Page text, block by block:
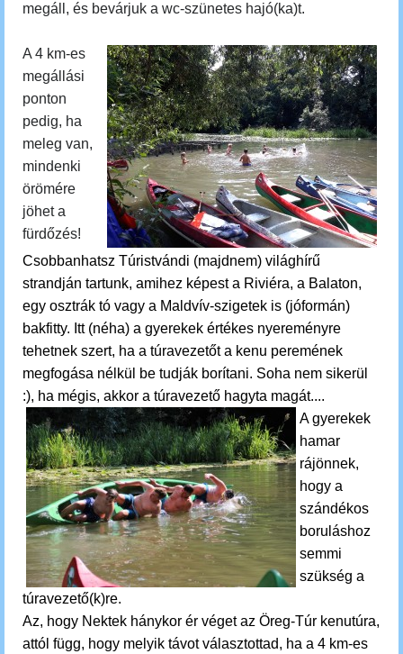
megáll, és bevárjuk a wc-szünetes hajó(ka)t.
A 4 km-es
megállási
ponton
pedig, ha
meleg van,
mindenki
örömére
jöhet a
fürdőzés!
Csobbanhatsz Túristvándi (majdnem) világhírű
strandján tartunk, amihez képest a Riviéra, a Balaton,
egy osztrák tó vagy a Maldvív-szigetek is (jóformán)
bakfitty. Itt (néha) a gyerekek értékes nyereményre
tehetnek szert, ha a túravezetőt a kenu peremének
megfogása nélkül be tudják borítani. Soha nem sikerül
:), ha mégis, akkor a túravezető hagyta magát....
A gyerekek
hamar
rájönnek,
hogy a
szándékos
boruláshoz
semmi
szükség a
túravezető(k)re.
Az, hogy Nektek hánykor ér véget az Öreg-Túr kenutúra,
attól függ, hogy melyik távot választottad, ha a 4 km-es